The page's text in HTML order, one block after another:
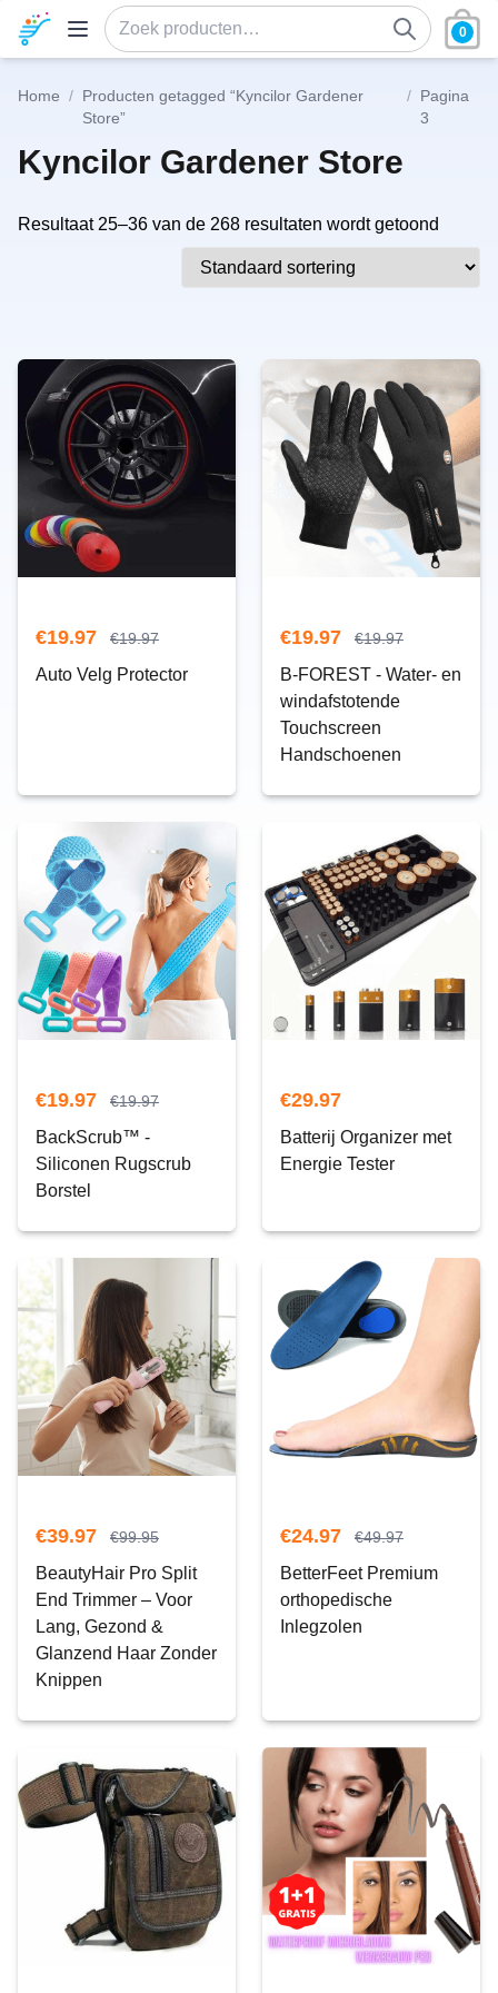
Ga naar de inhoud
Zoeken naar:
0
Home / Producten getagged “Kyncilor Gardener
Store”
/ Pagina
3
Kyncilor Gardener Store
Resultaat 25–36 van de 268 resultaten wordt getoond
€19.97 €19.97
Auto Velg Protector
€19.97 €19.97
B-FOREST - Water- en
windafstotende
Touchscreen
Handschoenen
€19.97 €19.97
BackScrub™ -
Siliconen Rugscrub
Borstel
€29.97
Batterij Organizer met
Energie Tester
€39.97 €99.95
BeautyHair Pro Split
End Trimmer – Voor
Lang, Gezond &
Glanzend Haar Zonder
Knippen
€24.97 €49.97
BetterFeet Premium
orthopedische
Inlegzolen